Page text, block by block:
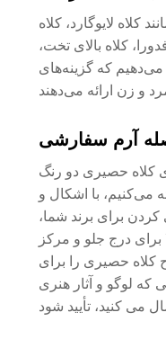
کلاه لایوگارد، کلاه
کلاه بالای تخت،
می‌دهیم که گزینه‌های
آرم سفارشی
کلاه حصیری دو رنگ
می‌کنیم، با اشکال و
برای برند شما،
برای درج جلو و مرکز
کلاه حصیری را برای
که لوگو و آثار هنری